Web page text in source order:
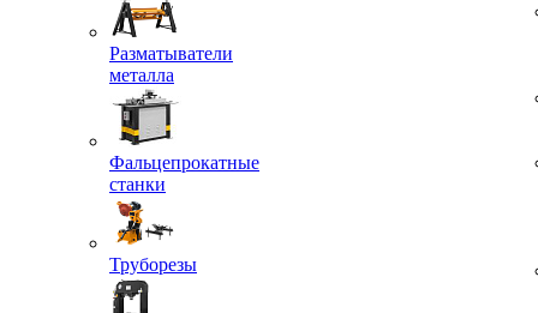
Разматыватели
металла
Фальцепрокатные
станки
Труборезы